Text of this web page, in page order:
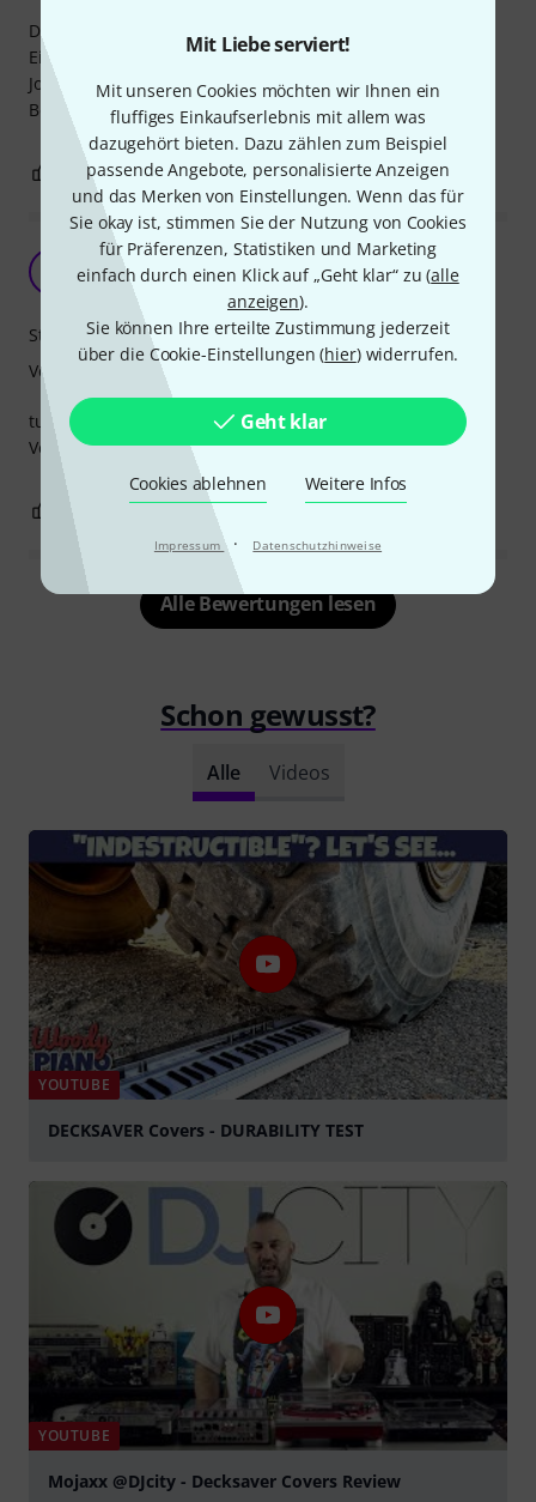
Mit Liebe serviert!
Mit unseren Cookies möchten wir Ihnen ein
fluffiges Einkaufserlebnis mit allem was
dazugehört bieten. Dazu zählen zum Beispiel
passende Angebote, personalisierte Anzeigen
und das Merken von Einstellungen. Wenn das für
Sie okay ist, stimmen Sie der Nutzung von Cookies
für Präferenzen, Statistiken und Marketing
einfach durch einen Klick auf „Geht klar“ zu (alle
anzeigen).
Sie können Ihre erteilte Zustimmung jederzeit
über die Cookie-Einstellungen (hier) widerrufen.
Geht klar
Cookies ablehnen Weitere Infos
Impressum · Datenschutzhinweise
Dieser Plastikschutz macht einen erstaunlich stabilen
Eindruck. Fühlt sich also wertig an. Und es macht seinen
Job. Langsam wandert auch der Preis in einen akzeptablen
Bereich.
0 BEWERTUNG MELDEN
Top
Le Maze 05.07.2021
tut seinen Dienst. Etwas hochpreisig, aber sehr gute
Verarbeitung.
Stabilität
Verarbeitung
0 BEWERTUNG MELDEN
Alle Bewertungen lesen
Schon gewusst?
Alle Videos
YOUTUBE
DECKSAVER Covers - DURABILITY TEST
YOUTUBE
Mojaxx @DJcity - Decksaver Covers Review